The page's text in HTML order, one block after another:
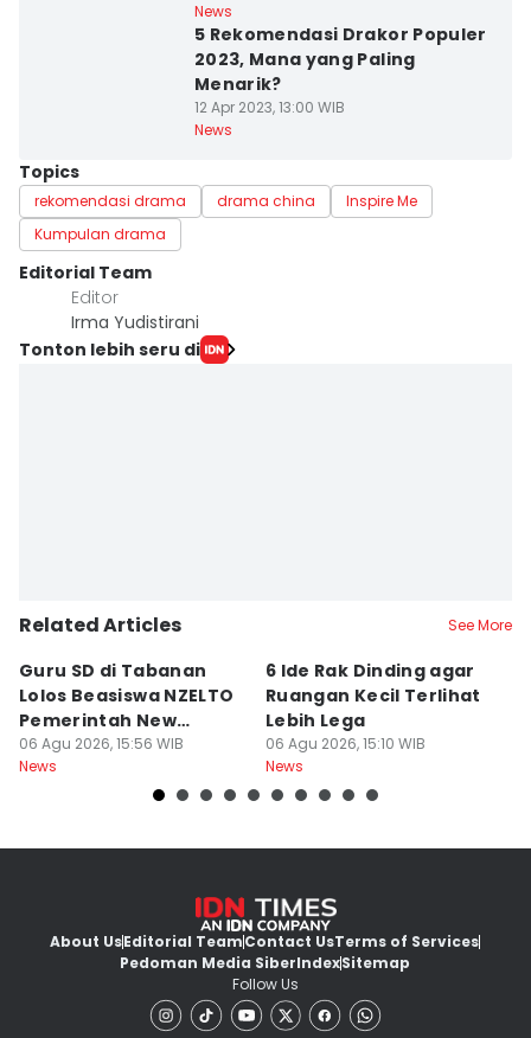
News
5 Rekomendasi Drakor Populer
2023, Mana yang Paling
Menarik?
12 Apr 2023, 13:00 WIB
News
Topics
rekomendasi drama drama china
Inspire Me
Kumpulan drama
Editorial Team
Editor
Irma Yudistirani
Tonton lebih seru di
Related Articles See More
Guru SD di Tabanan
Lolos Beasiswa NZELTO
Pemerintah New
Zealand
06 Agu 2026, 15:56 WIB
News
6 Ide Rak Dinding agar
Ruangan Kecil Terlihat
Lebih Lega
06 Agu 2026, 15:10 WIB
News
About UsEditorial TeamContact UsTerms of Services
Pedoman Media SiberIndexSitemap
Follow Us